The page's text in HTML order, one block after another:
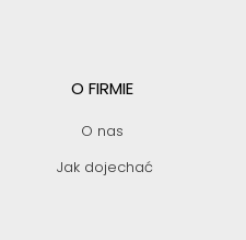
O FIRMIE
O nas
Jak dojechać